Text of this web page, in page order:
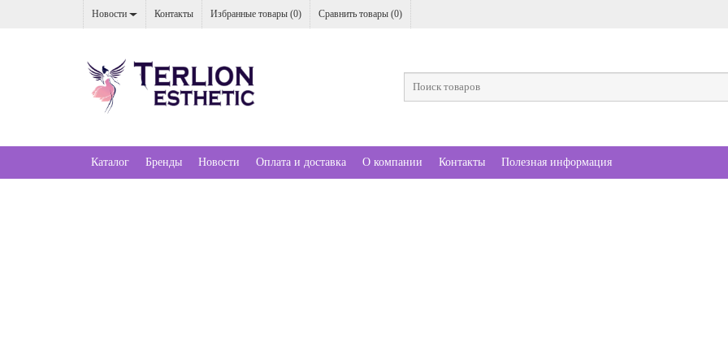
Новости Контакты Избранные товары (0) Сравнить товары (0)
Каталог Бренды Новости Оплата и доставка О компании Контакты Полезная информация